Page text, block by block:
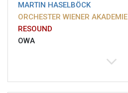
MARTIN HASELBÖCK
ORCHESTER WIENER AKADEMIE
RESOUND
OWA